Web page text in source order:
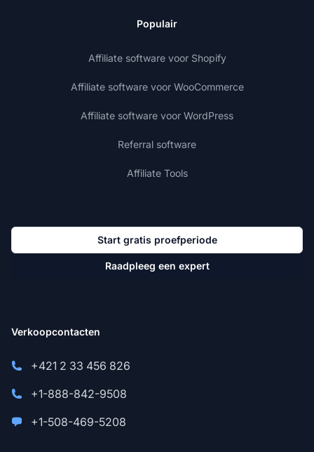
Populair
Affiliate software voor Shopify
Affiliate software voor WooCommerce
Affiliate software voor WordPress
Referral software
Affiliate Tools
Start gratis proefperiode
Raadpleeg een expert
Verkoopcontacten
+421 2 33 456 826
+1-888-842-9508
+1-508-469-5208